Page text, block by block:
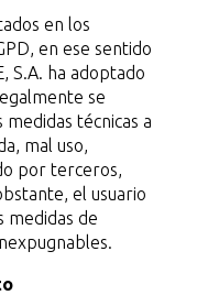
en los
en ese sentido
S.A. ha adoptado
se
técnicas a
mal uso,
por terceros,
el usuario
medidas de